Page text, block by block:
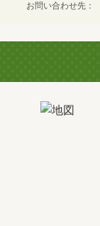
お問い合わせ先